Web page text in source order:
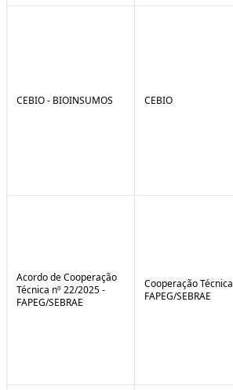
CEBIO - BIOINSUMOS CEBIO
Acordo de Cooperação
Técnica nº 22/2025 -
FAPEG/SEBRAE
Cooperação Técnica
FAPEG/SEBRAE